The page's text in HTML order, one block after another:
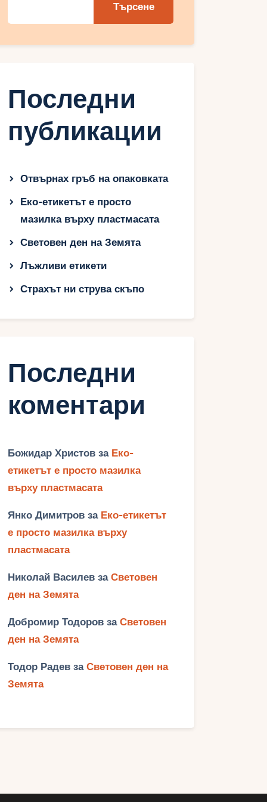
Търсене
Последни
публикации
Отвърнах гръб на опаковката
Еко-етикетът е просто
мазилка върху пластмасата
Световен ден на Земята
Лъжливи етикети
Страхът ни струва скъпо
Последни
коментари
Божидар Христов за Еко-
етикетът е просто мазилка
върху пластмасата
Янко Димитров за Еко-етикетът
е просто мазилка върху
пластмасата
Николай Василев заСветовен
ден на Земята
Добромир Тодоров заСветовен
ден на Земята
Тодор Радев заСветовен ден на
Земята